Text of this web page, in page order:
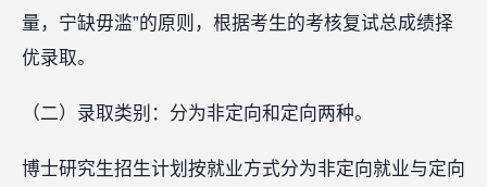
量，宁缺毋滥”的原则，根据考生的考核复试总成绩择
优录取。
（二）录取类别：分为非定向和定向两种。
博士研究生招生计划按就业方式分为非定向就业与定向